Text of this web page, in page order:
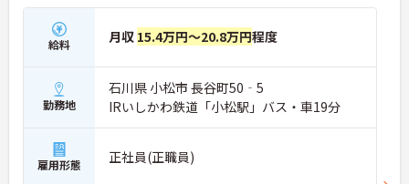
給料 月収 15.4万円～20.8万円程度
勤務地
石川県 小松市 長谷町50‐5
IRいしかわ鉄道「小松駅」バス・車19分
雇用形態 正社員(正職員)